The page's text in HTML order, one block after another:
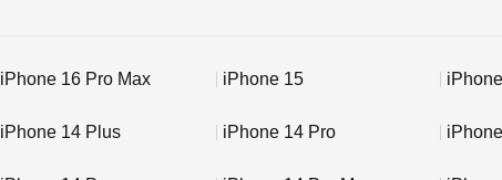
iPhone 16 Pro Max iPhone 15
iPhone 14 Plus iPhone 14 Pro